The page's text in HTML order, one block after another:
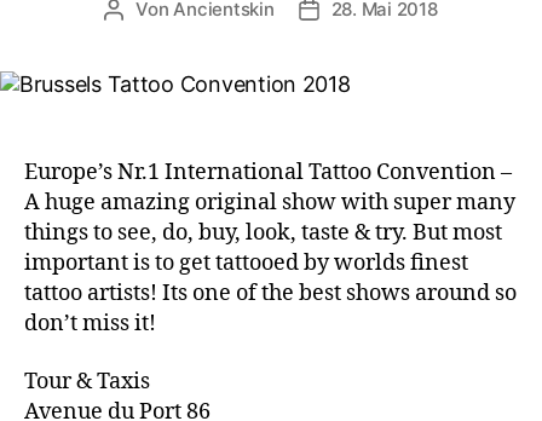
VonAncientskin 28. Mai 2018
Europe’s Nr.1 International Tattoo Convention –
A huge amazing original show with super many
things to see, do, buy, look, taste & try. But most
important is to get tattooed by worlds finest
tattoo artists! Its one of the best shows around so
don’t miss it!
Tour & Taxis
Avenue du Port 86